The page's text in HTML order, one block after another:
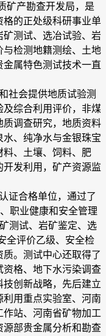
矿产勘查开发局，是
的正处级科研事业单
矿测试、选冶试验、岩
检测地籍测绘、土地
属特色测试技术一直
社会提供地质试验测
综合利用评价，非煤
调查研究，地质资料
、纯净水与金银珠宝
料、土壤、饲料、肥
发利用，矿产资源监
证合格单位，通过了
职业健康和安全管理
测试、岩矿鉴定、选
全评价乙级、安全检
。测试中心还取得了
格、地下水污染调查
创新战略，先后建立
用重点实验室、河南
站、河南省矿物加工
部贵金属分析和勘查